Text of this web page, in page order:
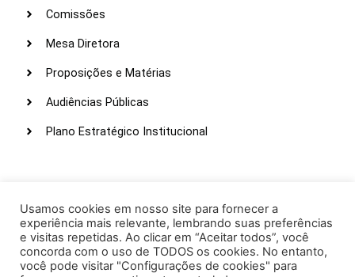
Comissões
Mesa Diretora
Proposições e Matérias
Audiências Públicas
Plano Estratégico Institucional
Webmail
Intranet
Administração
Usamos cookies em nosso site para fornecer a
experiência mais relevante, lembrando suas preferências
e visitas repetidas. Ao clicar em “Aceitar todos”, você
concorda com o uso de TODOS os cookies. No entanto,
você pode visitar "Configurações de cookies" para